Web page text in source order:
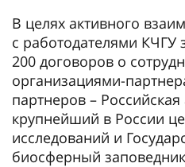
В целях активного
с работодателями КЧГУ
200 договоров о
организациями-
партнеров –
крупнейший в России
исследований и
биосферный